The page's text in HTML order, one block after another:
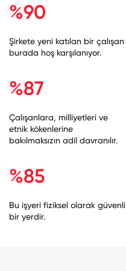
%90
Şirkete yeni katılan bir çalışan
burada hoş karşılanıyor.
%87
Çalışanlara, milliyetleri ve
etnik kökenlerine
bakılmaksızın adil davranılır.
%85
Bu işyeri fiziksel olarak güvenli
bir yerdir.